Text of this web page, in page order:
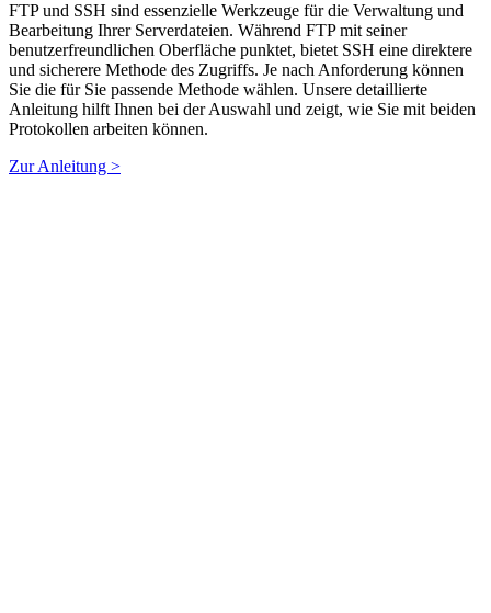
FTP und SSH sind essenzielle Werkzeuge für die Verwaltung und
Bearbeitung Ihrer Serverdateien. Während FTP mit seiner
benutzerfreundlichen Oberfläche punktet, bietet SSH eine direktere
und sicherere Methode des Zugriffs. Je nach Anforderung können
Sie die für Sie passende Methode wählen. Unsere detaillierte
Anleitung hilft Ihnen bei der Auswahl und zeigt, wie Sie mit beiden
Protokollen arbeiten können.
Zur Anleitung >